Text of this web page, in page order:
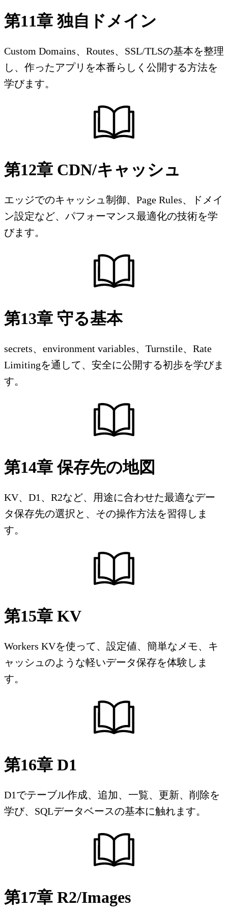
第11章 独自ドメイン
Custom Domains、Routes、SSL/TLSの基本を整理
し、作ったアプリを本番らしく公開する方法を
学びます。
第12章 CDN/キャッシュ
エッジでのキャッシュ制御、Page Rules、ドメイ
ン設定など、パフォーマンス最適化の技術を学
びます。
第13章 守る基本
secrets、environment variables、Turnstile、Rate
Limitingを通して、安全に公開する初歩を学びま
す。
第14章 保存先の地図
KV、D1、R2など、用途に合わせた最適なデー
タ保存先の選択と、その操作方法を習得しま
す。
第15章 KV
Workers KVを使って、設定値、簡単なメモ、キ
ャッシュのような軽いデータ保存を体験しま
す。
第16章 D1
D1でテーブル作成、追加、一覧、更新、削除を
学び、SQLデータベースの基本に触れます。
第17章 R2/Images